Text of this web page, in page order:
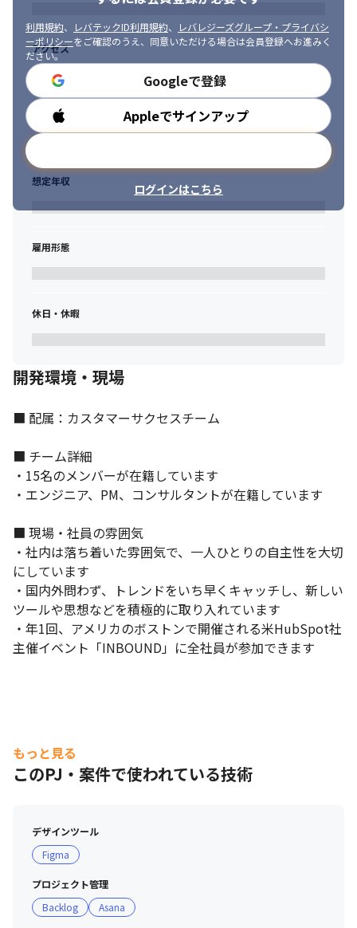
社内のコミュニケーションを大切にしています。
コミュニティカフェ「世田谷百貨店」のコーヒーが2杯まで無料で
す。
利用規約、 レバテックID利用規約、
レバレジーズグループ・プライバシ
ーポリシーをご確認のうえ、同意いただける場合は会員登録へお進みく
ださい。
Googleで登録
Appleでサインアップ
ログインはこちら
アクセス
勤務時間
想定年収
雇用形態
休日・休暇
開発環境・現場
■ 配属：カスタマーサクセスチーム
■ チーム詳細
・15名のメンバーが在籍しています
・エンジニア、PM、コンサルタントが在籍しています
■ 現場・社員の雰囲気
・社内は落ち着いた雰囲気で、一人ひとりの自主性を大切
にしています
・国内外問わず、トレンドをいち早くキャッチし、新しい
ツールや思想などを積極的に取り入れています
・年1回、アメリカのボストンで開催される米HubSpot社
主催イベント「INBOUND」に全社員が参加できます
もっと見る
このPJ・案件で使われている技術
デザインツール
Figma
プロジェクト管理
Backlog
Asana